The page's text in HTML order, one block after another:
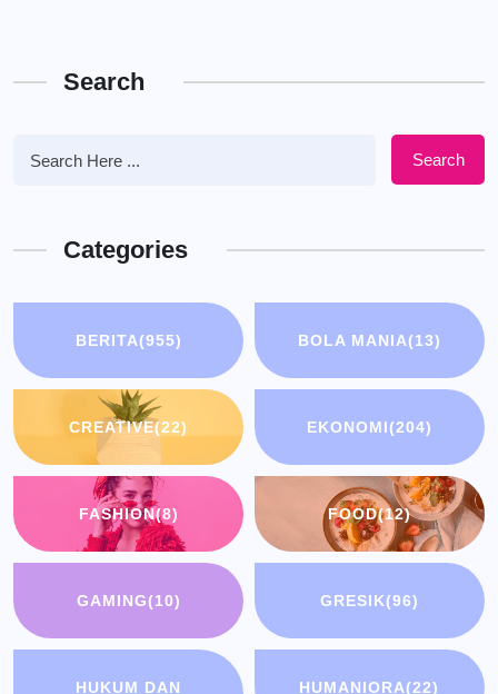
Search
Search
Categories
BERITA(955) BOLA MANIA(13)
CREATIVE(22) EKONOMI(204)
FASHION(8) FOOD(12)
GAMING(10) GRESIK(96)
HUKUM DAN
HUMANIORA(22)